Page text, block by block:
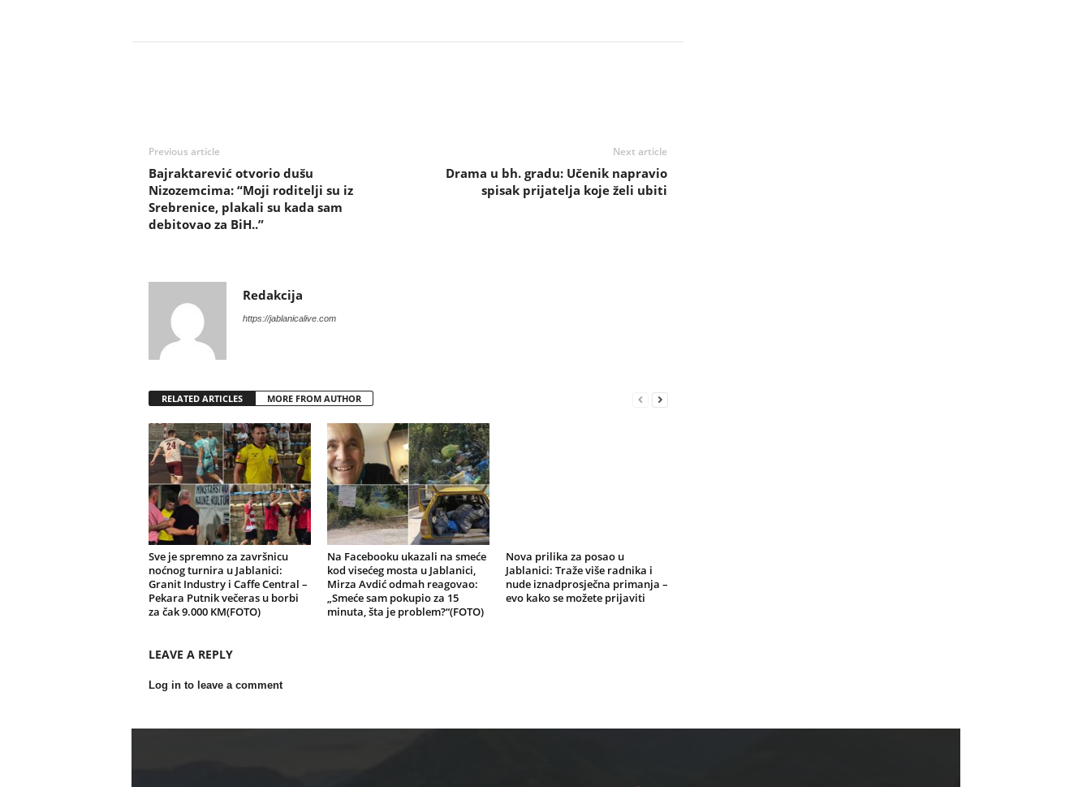
Previous article
Bajraktarević otvorio dušu
Nizozemcima: “Moji roditelji su iz
Srebrenice, plakali su kada sam
debitovao za BiH..”
Next article
Drama u bh. gradu: Učenik napravio
spisak prijatelja koje želi ubiti
Redakcija
https://jablanicalive.com
RELATED ARTICLES MORE FROM AUTHOR
Sve je spremno za završnicu
noćnog turnira u Jablanici:
Granit Industry i Caffe Central –
Pekara Putnik večeras u borbi
za čak 9.000 KM(FOTO)
Na Facebooku ukazali na smeće
kod visećeg mosta u Jablanici,
Mirza Avdić odmah reagovao:
„Smeće sam pokupio za 15
minuta, šta je problem?“(FOTO)
Nova prilika za posao u
Jablanici: Traže više radnika i
nude iznadprosječna primanja –
evo kako se možete prijaviti
LEAVE A REPLY
Log in to leave a comment